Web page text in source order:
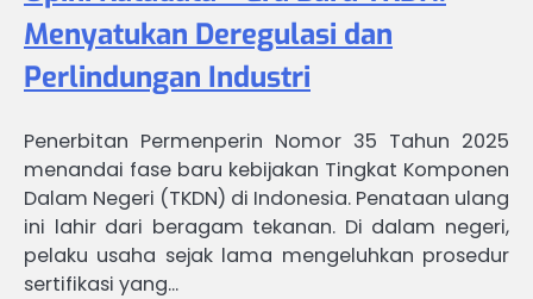
Menyatukan Deregulasi dan
Perlindungan Industri
Penerbitan Permenperin Nomor 35 Tahun 2025
menandai fase baru kebijakan Tingkat Komponen
Dalam Negeri (TKDN) di Indonesia. Penataan ulang
ini lahir dari beragam tekanan. Di dalam negeri,
pelaku usaha sejak lama mengeluhkan prosedur
sertifikasi yang…